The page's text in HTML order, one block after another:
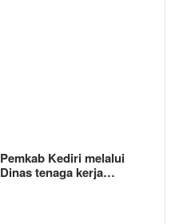
Pemkab Kediri melalui
Dinas tenaga kerja…